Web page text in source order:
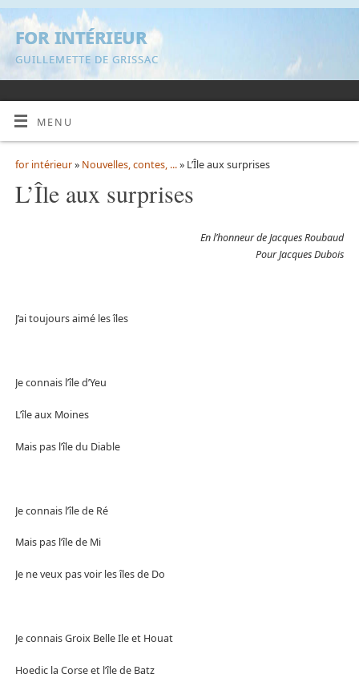
for intérieur
GUILLEMETTE DE GRISSAC
MENU
for intérieur» Nouvelles, contes, ...» L’Île aux surprises
L’Île aux surprises
En l’honneur de Jacques Roubaud
Pour Jacques Dubois
J’ai toujours aimé les îles
Je connais l’île d’Yeu
L’île aux Moines
Mais pas l’île du Diable
Je connais l’île de Ré
Mais pas l’île de Mi
Je ne veux pas voir les îles de Do
Je connais Groix Belle Ile et Houat
Hoedic la Corse et l’île de Batz